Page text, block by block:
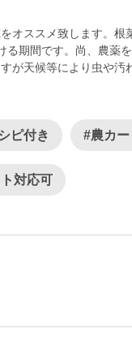
オススメ致します。根
る期間です。尚、農薬
が天候等により虫や汚
ピ付き #農カー
対応可